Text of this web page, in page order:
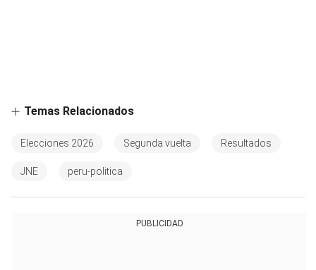
Temas Relacionados
Elecciones 2026 Segunda vuelta Resultados
JNE peru-politica
PUBLICIDAD